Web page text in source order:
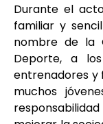
Durante el
familiar y
nombre de la
Deporte, a
entrenadores y
muchos